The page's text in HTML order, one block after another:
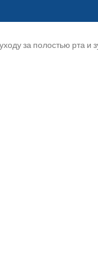
за полостью рта и